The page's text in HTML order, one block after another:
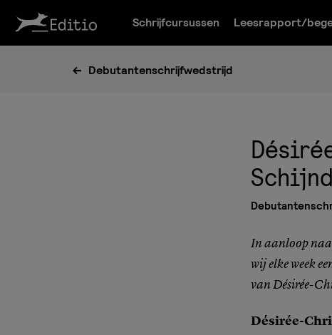
Schrijfcursussen Leesrapport/
Debutantenschrijfwedstrijd
In aanloop
wij elke week
van Désirée-
Désirée-